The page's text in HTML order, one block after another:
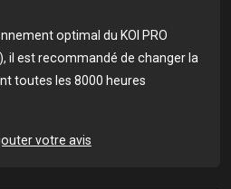
optimal du KOI PRO
il est recommandé de changer la
toutes les 8000 heures
votre avis